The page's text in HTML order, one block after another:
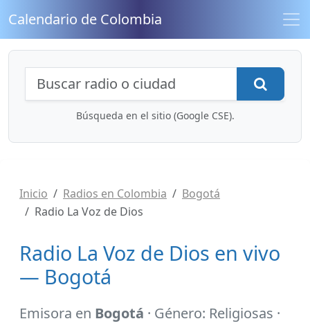
Calendario de Colombia
Búsqueda de radios y contenidos
Búsqueda en el sitio (Google CSE).
Inicio Radios en Colombia
Bogotá
Radio La Voz de Dios
Radio La Voz de Dios en vivo
— Bogotá
Emisora en Bogotá · Género: Religiosas ·